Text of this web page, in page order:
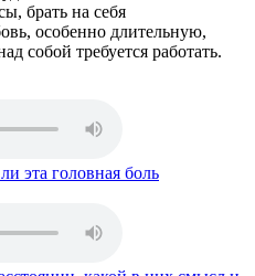
брать на себя
особенно длительную,
собой требуется работать.
эта головная боль